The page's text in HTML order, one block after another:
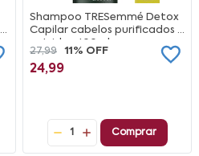
Shampoo TRESemmé Detox
Capilar cabelos purificados e
nutridos 400ml
27,99 11% OFF
24,99
1 Comprar